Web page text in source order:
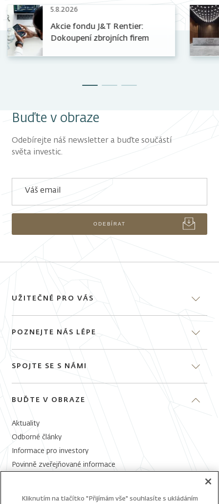
5.8.2026
Akcie fondu J&T Rentier:
Dokoupení zbrojních firem
Buďte v obraze
Odebírejte náš newsletter a buďte součástí
světa investic.
Váš email
ODEBÍRAT
UŽITEČNÉ PRO VÁS
Fondy
O investování
Poradna
POZNEJTE NÁS LÉPE
Naši odborníci
Distributoři
J&T Banka
SPOJTE SE S NÁMI
Středa 13:00 - 16:00
+420 800 149 172
info@jtis.cz
Všechny kontakty
BUĎTE V OBRAZE
Aktuality
Odborné články
Informace pro investory
Povinně zveřejňované informace
Váš email
Kliknutím na tlačítko "Přijímám vše" souhlasíte s ukládáním